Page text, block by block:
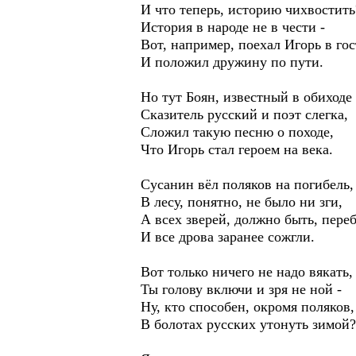
И что теперь, историю
История в народе не в чести -
Вот, например, поехал Игорь в
И положил дружину по пути.
Но тут Боян, известный в обиходе
Сказитель русский и поэт слегка,
Сложил такую песню о походе,
Что Игорь стал героем на века.
Сусанин вёл поляков на погибель,
В лесу, понятно, не было ни зги,
А всех зверей, должно быть,
И все дрова заранее сожгли.
Вот только ничего не надо вякать,
Ты голову включи и зря не ной -
Ну, кто способен, окромя поляков,
В болотах русских утонуть зимой?